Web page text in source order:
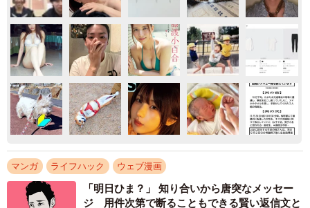
マンガ ライフハック ウェブ漫画
「明日ひま？」 知り合いから唐突なメッセー
ジ 用件次第で断ることもできる賢い返信文と